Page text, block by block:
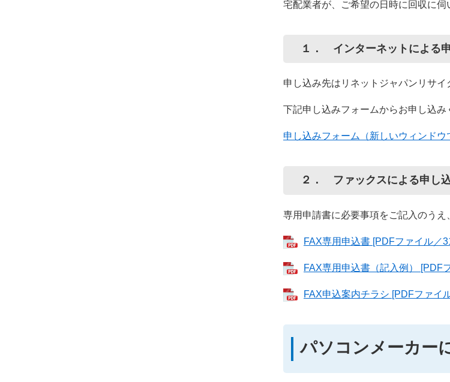
宅配業者が、ご希望の日時に回収に伺
１． インターネットによる
申し込み先はリネットジャパンリサイ
下記申し込みフォームからお申し込み
申し込みフォーム（新しいウィンドウ
２． ファックスによる申し
専用申請書に必要事項をご記入のうえ
FAX専用申込書 [PDFファイル／
FAX専用申込書（記入例） [PDF
FAX申込案内チラシ [PDFファイ
パソコンメーカー